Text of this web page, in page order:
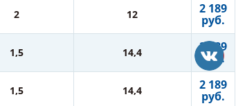
2 12 2 189
руб.
1,5 14,4 2 189
руб.
1,5 14,4 2 189
руб.